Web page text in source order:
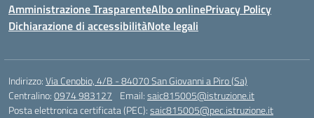
Amministrazione TrasparenteAlbo onlinePrivacy Policy
Dichiarazione di accessibilitàNote legali
Indirizzo:Via Cenobio, 4/B - 84070 San Giovanni a Piro (Sa)
Centralino:0974 983127 Email:saic815005@istruzione.it
Posta elettronica certificata (PEC):saic815005@pec.istruzione.it